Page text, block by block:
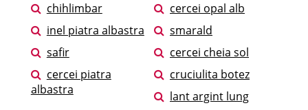
chihlimbar
cercei opal alb
inel piatra albastra
smarald
safir
cercei cheia sol
cercei piatra
albastra
cruciulita botez
lant argint lung